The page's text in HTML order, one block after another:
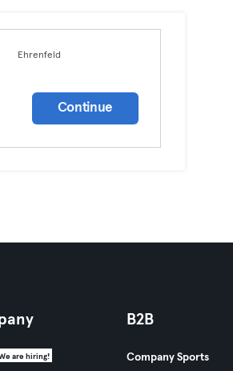
Ehrenfeld
Continue
are hiring!
B2B
Company Sports